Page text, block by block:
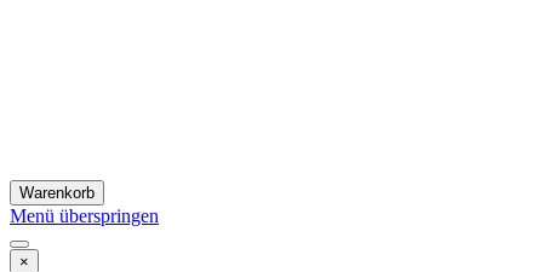
Warenkorb
Menü überspringen
×